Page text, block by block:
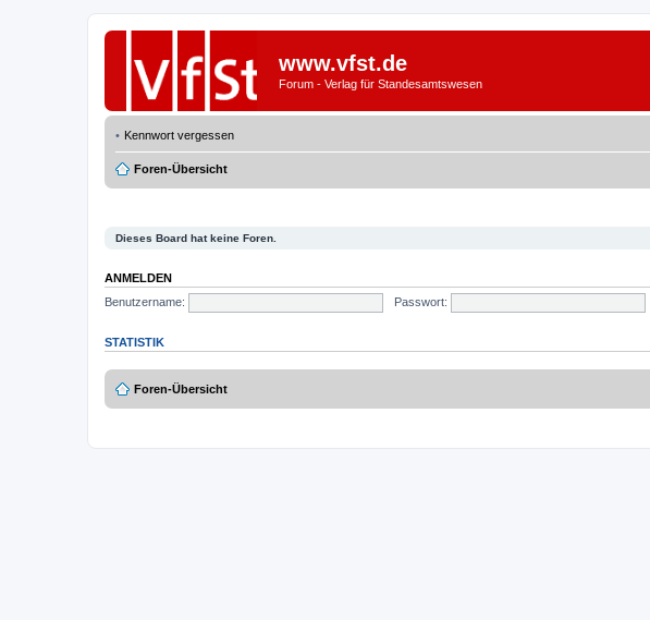
www.vfst.de
Forum - Verlag für Standesamtswesen
Kennwort vergessen
Foren-Übersicht
Dieses Board hat keine Foren.
ANMELDEN
Benutzername:
Passwort:
STATISTIK
Foren-Übersicht